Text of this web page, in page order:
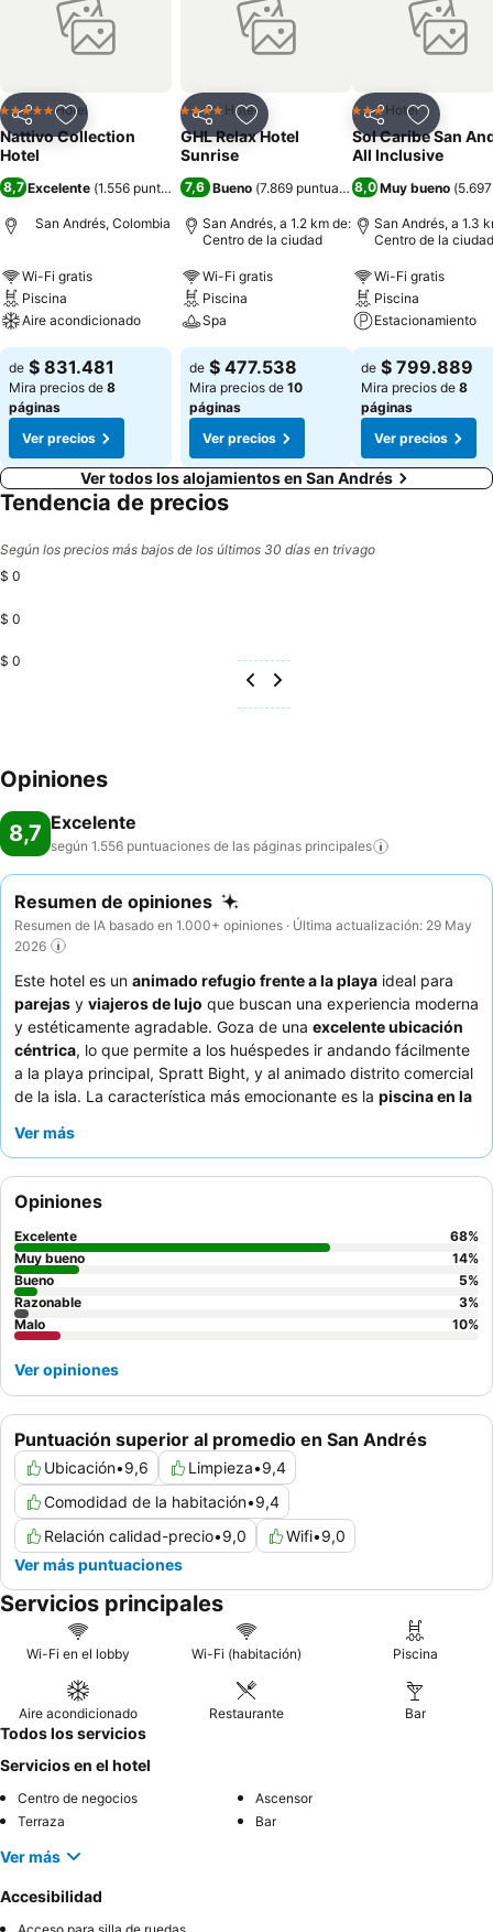
CompartirAgregar a favoritos
5 EstrellasHotel
Nattivo Collection
Hotel
8,7 Excelente (1.556 puntuaciones)
San Andrés, Colombia
Wi-Fi gratis
Piscina
Aire acondicionado
de $ 831.481
Mira precios de 8
páginas
Ver precios
CompartirAgregar a favoritos
4 EstrellasHotel
GHL Relax Hotel
Sunrise
7,6 Bueno (7.869 puntuaciones)
San Andrés, a 1.2 km de:
Centro de la ciudad
Wi-Fi gratis
Piscina
Spa
de $ 477.538
Mira precios de 10
páginas
Ver precios
CompartirAgregar
3 Estrellas
Hotel
Sol Caribe San
All Inclusive
8,0 Muy bueno (
San Andrés, a 1.3
Centro de la ciudad
Wi-Fi gratis
Piscina
Estacionamiento
de $ 799.889
Mira precios de 8
páginas
Ver precios
Ver todos los alojamientos en San Andrés
Tendencia de precios
Según los precios más bajos de los últimos 30 días en trivago
$ 0
$ 0
$ 0
Opiniones
8,7 Excelente
según 1.556 puntuaciones de las páginas principales
Resumen de opiniones
Resumen de IA basado en 1.000+ opiniones · Última actualización: 29 May
2026
Este hotel es un animado refugio frente a la playa ideal para
parejas y viajeros de lujo que buscan una experiencia moderna
y estéticamente agradable. Goza de una excelente ubicación
céntrica, lo que permite a los huéspedes ir andando fácilmente
a la playa principal, Spratt Bight, y al animado distrito comercial
de la isla. La característica más emocionante es la piscina en la
grados de la isla y la playa principal. Los huéspedes elogian
deliciosa oferta culinaria, siendo el
culminante en particular. Para una experiencia mejorada,
considere reservar una habitación con vistas al mar para
apreciar plenamente el impresionante entorno.
Ver más
Puntuación superior al promedio en San Andrés
Ubicación•9,6 Limpieza•9,4
Comodidad de la habitación•9,4
Relación calidad-precio•9,0 Wifi•9,0
Ver más puntuaciones
Opiniones
Excelente 68%
Muy bueno
14%
Bueno
5%
Razonable
3%
Malo
10%
Ver opiniones
Servicios principales
Wi-Fi en el lobby Wi-Fi (habitación) Piscina
Aire acondicionado Restaurante Bar
Todos los servicios
Servicios en el hotel
Centro de negocios
Ascensor
Terraza
Bar
Ver más
Accesibilidad